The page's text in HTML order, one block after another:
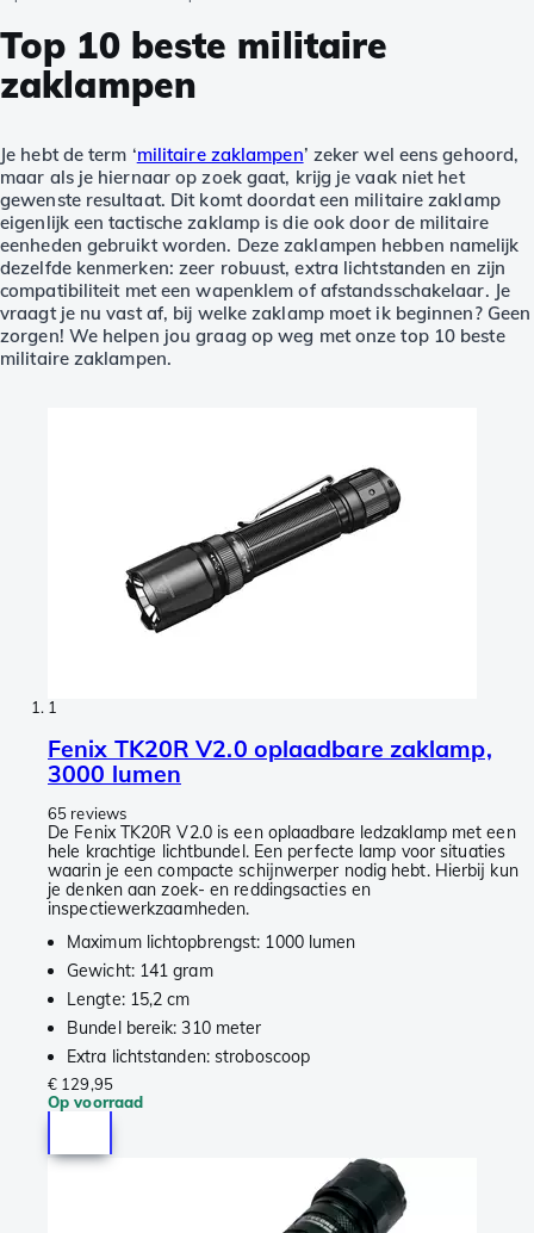
Top 10 beste militaire
zaklampen
Je hebt de term ‘militaire zaklampen’ zeker wel eens gehoord,
maar als je hiernaar op zoek gaat, krijg je vaak niet het
gewenste resultaat. Dit komt doordat een militaire zaklamp
eigenlijk een tactische zaklamp is die ook door de militaire
eenheden gebruikt worden. Deze zaklampen hebben namelijk
dezelfde kenmerken: zeer robuust, extra lichtstanden en zijn
compatibiliteit met een wapenklem of afstandsschakelaar. Je
vraagt je nu vast af, bij welke zaklamp moet ik beginnen? Geen
zorgen! We helpen jou graag op weg met onze top 10 beste
militaire zaklampen.
1
Fenix TK20R V2.0 oplaadbare zaklamp,
3000 lumen
65 reviews
De Fenix TK20R V2.0 is een oplaadbare ledzaklamp met een
hele krachtige lichtbundel. Een perfecte lamp voor situaties
waarin je een compacte schijnwerper nodig hebt. Hierbij kun
je denken aan zoek- en reddingsacties en
inspectiewerkzaamheden.
Maximum lichtopbrengst: 1000 lumen
Gewicht: 141 gram
Lengte: 15,2 cm
Bundel bereik: 310 meter
Extra lichtstanden: stroboscoop
€ 129,95
Op voorraad